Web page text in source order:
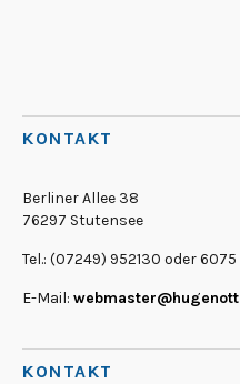
KONTAKT
Berliner Allee 38
76297 Stutensee
Tel.: (07249) 952130 oder 6075
E-Mail:
KONTAKT